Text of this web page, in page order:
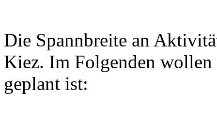
Die Spannbreite an
Kiez. Im Folgenden
geplant ist: